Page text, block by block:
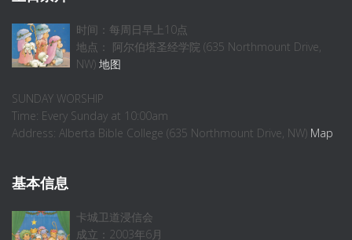
时间：每周日早上10点
地点： 阿尔伯塔圣经学院 (635 Northmount Drive,
NW) 地图
SUNDAY WORSHIP
Time: Every Sunday at 10:00am
Address: Alberta Bible College (635 Northmount Drive, NW) Map
基本信息
卡城卫道浸信会
成立：2003年6月